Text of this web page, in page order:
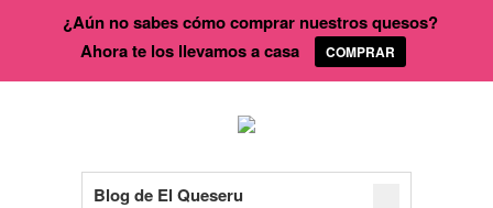
Blog de El Queseru
¿Aún no sabes cómo comprar nuestros quesos?
Ahora te los llevamos a casa
COMPRAR